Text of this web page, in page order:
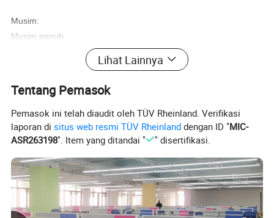
Musim:
Musim penuh
Waktu pengiriman:
7-15 hari
MOQ:
2 potong
Lihat Lainnya
Tentang Pemasok
Pemasok ini telah diaudit oleh TÜV Rheinland. Verifikasi
laporan disitus web resmi TÜV Rheinland dengan ID "MIC-
ASR263198". Item yang ditandai " " disertifikasi.